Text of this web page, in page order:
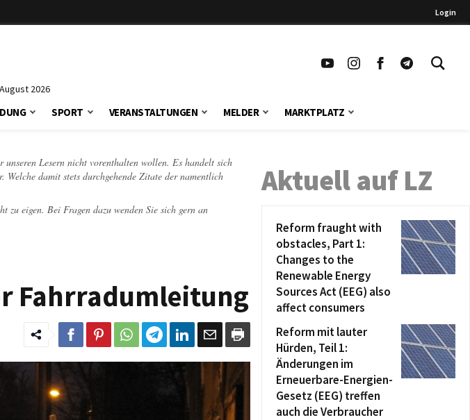
Login
2026
SPORT VERANSTALTUNGEN MELDER MARKTPLATZ
Lesern nicht vorenthalten wollen. Es handelt sich
damit stets durchgehende Zitate der namentlich
eigen. Bei Fragen dazu wenden Sie sich gern an
Fahrradumleitung
Aktuell auf LZ
Reform fraught with
obstacles, Part 1:
Changes to the
Renewable Energy
Sources Act (EEG) also
affect consumers
Reform mit lauter
Hürden, Teil 1:
Änderungen im
Erneuerbare-Energien-
Gesetz (EEG) treffen
auch die Verbraucher